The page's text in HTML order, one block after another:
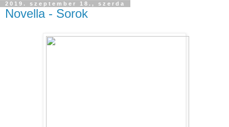
2019. szeptember 18., szerda
Novella - Sorok